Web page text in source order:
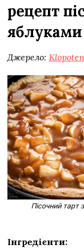
рецепт
Джерело:
Пісочний
Інгредієнти: